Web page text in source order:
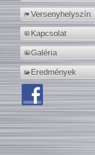
Versenyhelyszín
Kapcsolat
Galéria
Eredmények